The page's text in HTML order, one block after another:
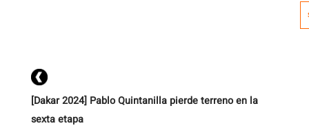
[Dakar 2024] Pablo Quintanilla pierde terreno en la
sexta etapa